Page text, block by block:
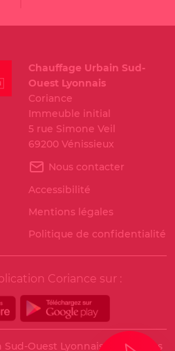
Chauffage Urbain Sud-
Ouest Lyonnais
Coriance
Immeuble initial
5 rue Simone Veil
69200 Vénissieux
Nous contacter
Accessibilité
Mentions légales
Politique de confidentialité
Coriance sur :
Ouest Lyonnais. Tous droits